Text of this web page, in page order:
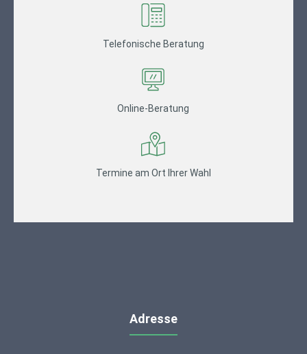
Telefonische Beratung
Online-Beratung
Termine am Ort Ihrer Wahl
Adresse